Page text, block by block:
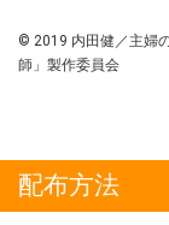
© 2019 内田健／主婦
師」製作委員会
配布方法